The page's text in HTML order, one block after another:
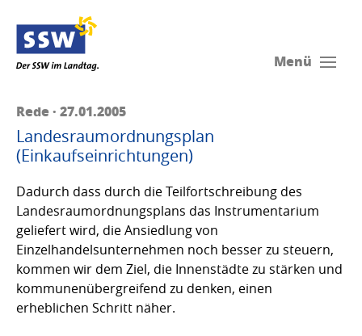
Menü
Rede · 27.01.2005
Landesraumordnungsplan
(Einkaufseinrichtungen)
Dadurch dass durch die Teilfortschreibung des
Landesraumordnungsplans das Instrumentarium
geliefert wird, die Ansiedlung von
Einzelhandelsunternehmen noch besser zu steuern,
kommen wir dem Ziel, die Innenstädte zu stärken und
kommunenübergreifend zu denken, einen
erheblichen Schritt näher.